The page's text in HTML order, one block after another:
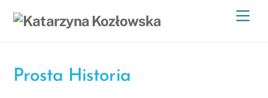
Prosta Historia